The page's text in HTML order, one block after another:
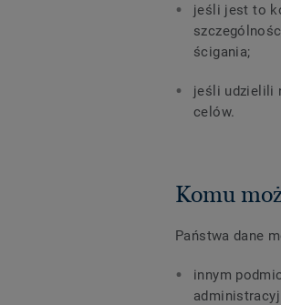
jeśli jest to
ścigania;
jeśli udzielili
celów.
Komu
Państwa dane
innym